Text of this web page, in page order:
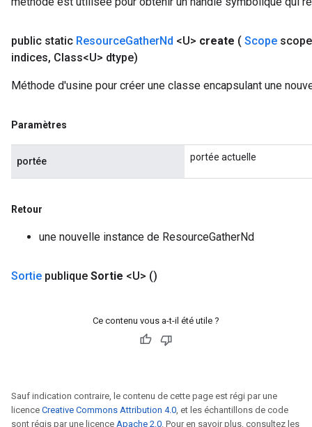
public static ResourceGatherNd <U> create ( Scope scope
indices, Class<U> dtype)
Méthode d'usine pour créer une classe encapsulant une
Paramètres
portée portée actuelle
Retour
une nouvelle instance de ResourceGatherNd
Sortie publique Sortie <U> ()
Ce contenu vous a-t-il été utile ?
Sauf indication contraire, le contenu de cette page est régi par une
licence Creative Commons Attribution 4.0, et les échantillons de code
sont régis par une licence Apache 2.0. Pour en savoir plus, consultez les